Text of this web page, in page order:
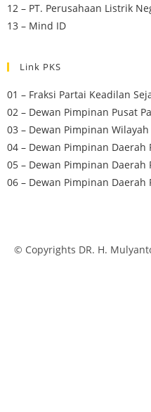
12 – PT. Perusahaan Listrik
13 – Mind ID
Link PKS
01 – Fraksi Partai Keadilan
02 – Dewan Pimpinan Pusat
03 – Dewan Pimpinan
04 – Dewan Pimpinan Daerah
05 – Dewan Pimpinan Daerah
06 – Dewan Pimpinan Daerah
© Copyrights DR. H.